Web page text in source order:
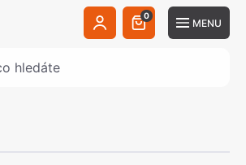
0
MENU